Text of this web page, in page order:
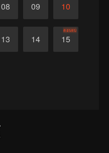
08 09 10
13 14 15
ตอนจบ